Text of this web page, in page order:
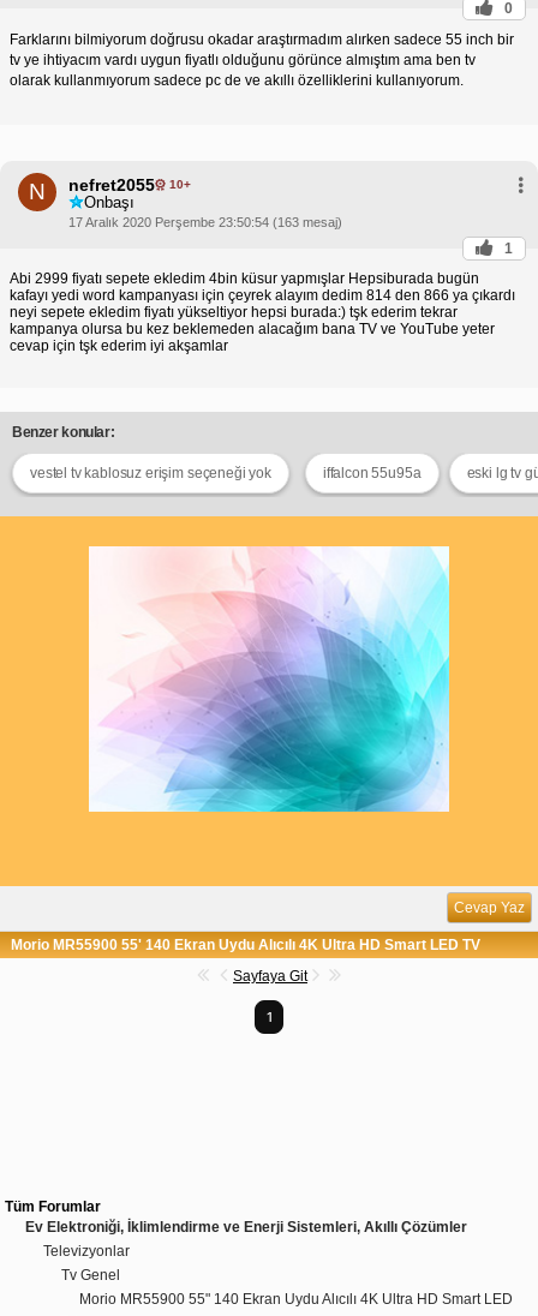
0
Farklarını bilmiyorum doğrusu okadar araştırmadım alırken sadece 55 inch bir
tv ye ihtiyacım vardı uygun fiyatlı olduğunu görünce almıştım ama ben tv
olarak kullanmıyorum sadece pc de ve akıllı özelliklerini kullanıyorum.
N nefret2055 10+
Onbaşı
17 Aralık 2020 Perşembe 23:50:54 (163 mesaj)
1
Abi 2999 fiyatı sepete ekledim 4bin küsur yapmışlar Hepsiburada bugün
kafayı yedi word kampanyası için çeyrek alayım dedim 814 den 866 ya çıkardı
neyi sepete ekledim fiyatı yükseltiyor hepsi burada:) tşk ederim tekrar
kampanya olursa bu kez beklemeden alacağım bana TV ve YouTube yeter
cevap için tşk ederim iyi akşamlar
Benzer konular:
vestel tv kablosuz erişim seçeneği yok iffalcon 55u95a eski lg tv
Cevap Yaz
Morio MR55900 55' 140 Ekran Uydu Alıcılı 4K Ultra HD Smart LED TV
Sayfaya Git
1
Tüm Forumlar
Ev Elektroniği, İklimlendirme ve Enerji Sistemleri, Akıllı Çözümler
Televizyonlar
Tv Genel
Morio MR55900 55" 140 Ekran Uydu Alıcılı 4K Ultra HD Smart LED